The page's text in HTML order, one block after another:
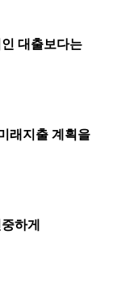
대출보다는
래지출 계획을
하게